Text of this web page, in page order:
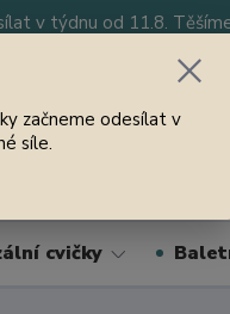
v týdnu od 11.8.
Jsme tu pro
cvičky
začneme odesílat v
síle.